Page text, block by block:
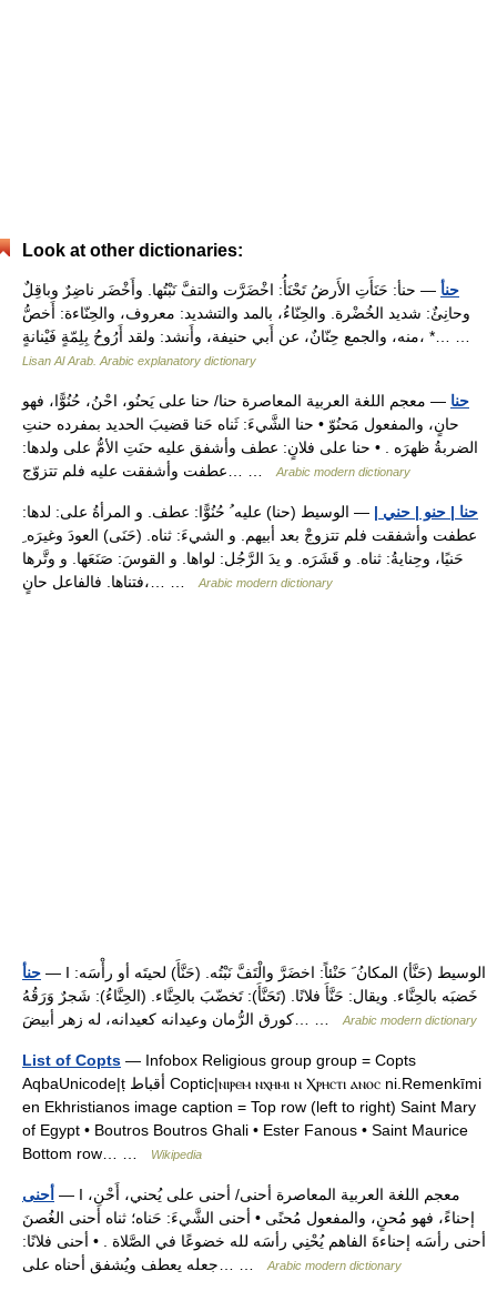
Look at other dictionaries:
حنأ — حنأ: حَنَأَتِ الأَرضُ تَحْنَأُ: اخْضَرَّت والتفَّ نَبْتُها. وأَخْضَر ناضِرٌ وباقِلٌ
وحانِئٌ: شديد الخُضْرة. والحِنّاءُ، بالمد والتشديد: معروف، والحِنّاءة: أَخصُّ
منه، والجمع حِنّانٌ، عن أَبي حنيفة، وأَنشد: ولقد أَرُوحُ بِلِمّةٍ فَيْنانةٍ، *… …
Lisan Al Arab. Arabic explanatory dictionary
حنا — معجم اللغة العربية المعاصرة حنا/ حنا على يَحنُو، احْنُ، حُنُوًّا، فهو
حانٍ، والمفعول مَحنُوّ • حنا الشَّيءَ: ثَناه حَنا قضيبَ الحديد بمفرده حنتِ
الضربةُ ظهرَه . • حنا على فلانٍ: عطف وأشفق عليه حنَتِ الأمُّ على ولدها:
Arabic modern dictionary
حنا | حنو | حني | — الوسيط (حنا) عليه ُ حُنُوًّا: عطف. و المرأةُ على: لدها:
عطفت وأشفقت فلم تتزوجْ بعد أبيهم. و الشيءَ: ثناه. (حَنَى) العودَ وغيرَه ِ
حَنيًا، وحِنايةُ: ثناه. و قَشَرَه. و يدَ الرَّجُل: لواها. و القوسَ: صَنَعَها. و وتَّرها
فتناها. فالفاعل حانٍ،… …
Arabic modern dictionary
حنأ — I الوسيط (حَنَّأ) المكانُ َ حَنْئاً: اخضَرَّ والْتَفَّ نَبْتُه. (حَنَّأَ) لحيتَه أو رأْسَه:
خَضبَه بالحِنَّاء. ويقال: حَنَّأَ فلانًا. (تَحَنَّأَ): تَخضّبَ بالحِنَّاء. (الحِنَّاءُ): شَجرٌ وَرَقُهُ
Arabic modern dictionary
List of Copts — Infobox Religious group group = Copts
AqbaUnicode|ṭ أقباط Coptic|ⲛⲓⲣⲉⲙ ⲛⲭⲏⲙⲓ ⲛ Ⲭⲣⲏⲥⲧⲓ ⲁⲛⲟⲥ ni.Remenkīmi
en Ekhristianos image caption = Top row (left to right) Saint Mary
of Egypt • Boutros Boutros Ghali • Ester Fanous • Saint Maurice
Bottom row… …
Wikipedia
أحنى — I معجم اللغة العربية المعاصرة أحنى/ أحنى على يُحني، أَحْنِ،
إحناءً، فهو مُحنٍ، والمفعول مُحنًى • أحنى الشَّيءَ: حَناه؛ ثناه أحنى الغُصنَ
أحنى رأسَه إحناءةَ الفاهم يُحْنِي رأسَه لله خضوعًا في الصَّلاة . • أحنى فلانًا:
Arabic modern dictionary